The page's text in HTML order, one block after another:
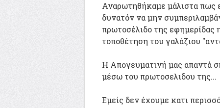
Αναρωτηθήκαμε μάλιστα πως
δυνατόν να μην
πρωτοσέλιδο της εφημερίδας
τοποθέτηση του γαλάζιου
Η Απογευματινή μας απαντά
μέσω του πρωτοσελιδου της...
Εμείς δεν έχουμε κατι